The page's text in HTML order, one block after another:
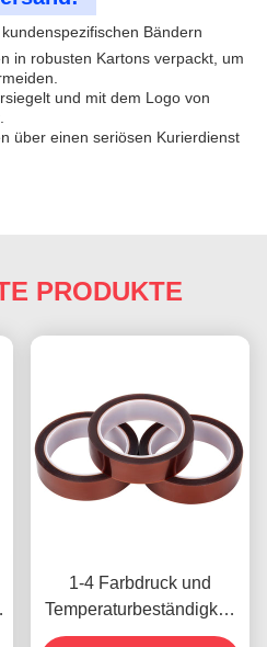
Bändern
in robusten Kartons verpackt, um
und mit dem Logo von
über einen seriösen Kurierdienst
PRODUKTE
1-4 Farbdruck und
Temperaturbeständigkeit
-10C-80C